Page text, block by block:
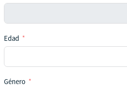
Edad
Género